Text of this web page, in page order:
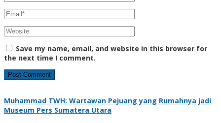
Save my name, email, and website in this browser for
the next time I comment.
Muhammad TWH: Wartawan Pejuang yang Rumahnya jadi
Museum Pers Sumatera Utara